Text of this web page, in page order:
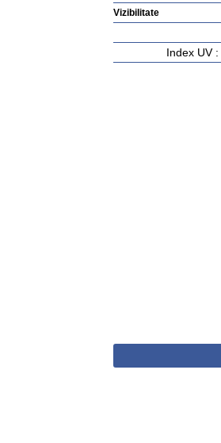
Vizibilitate
Index UV :